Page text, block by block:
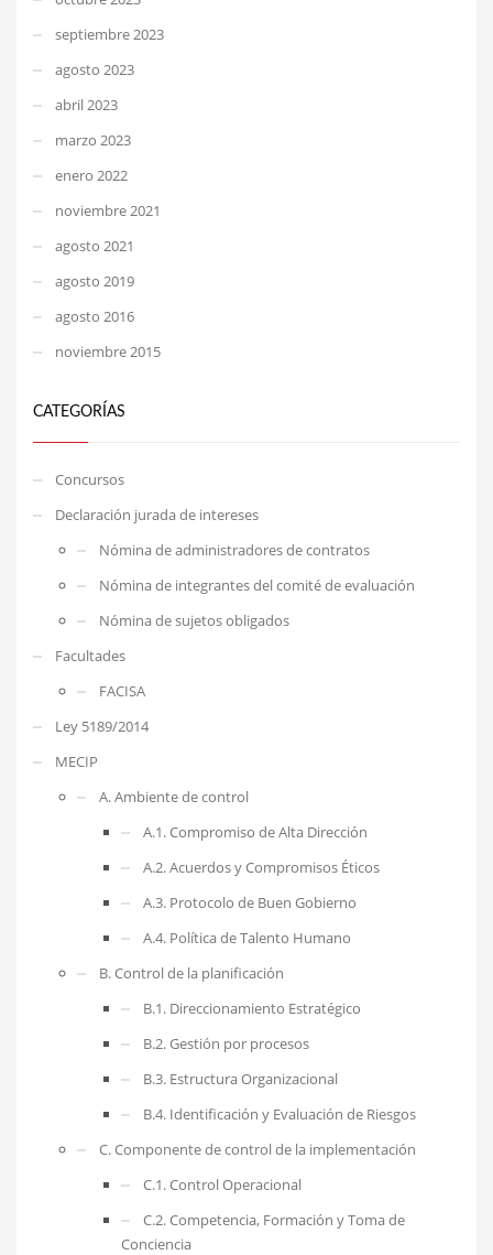
septiembre 2023
agosto 2023
abril 2023
marzo 2023
enero 2022
noviembre 2021
agosto 2021
agosto 2019
agosto 2016
noviembre 2015
CATEGORÍAS
Concursos
Declaración jurada de intereses
Nómina de administradores de contratos
Nómina de integrantes del comité de evaluación
Nómina de sujetos obligados
Facultades
FACISA
Ley 5189/2014
MECIP
A. Ambiente de control
A.1. Compromiso de Alta Dirección
A.2. Acuerdos y Compromisos Éticos
A.3. Protocolo de Buen Gobierno
A.4. Política de Talento Humano
B. Control de la planificación
B.1. Direccionamiento Estratégico
B.2. Gestión por procesos
B.3. Estructura Organizacional
B.4. Identificación y Evaluación de Riesgos
C. Componente de control de la implementación
C.1. Control Operacional
C.2. Competencia, Formación y Toma de
Conciencia